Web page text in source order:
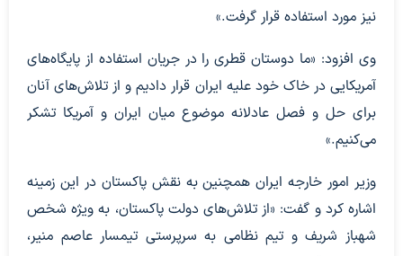
نیز مورد استفاده قرار گرفت.»
وی افزود: «ما دوستان قطری را در جریان استفاده از پایگاه‌های
آمریکایی در خاک خود علیه ایران قرار دادیم و از تلاش‌های آنان
برای حل و فصل عادلانه موضوع میان ایران و آمریکا تشکر
می‌کنیم.»
وزیر امور خارجه ایران همچنین به نقش پاکستان در این زمینه
اشاره کرد و گفت: «از تلاش‌های دولت پاکستان، به ویژه شخص
شهباز شریف و تیم نظامی به سرپرستی تیمسار عاصم منیر،